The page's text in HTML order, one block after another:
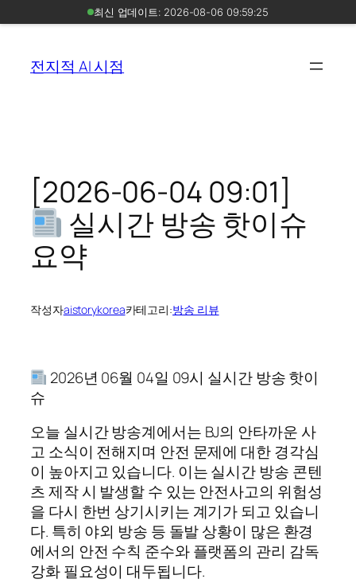
전지적 AI 시점
[2026-06-04 09:01]
실시간 방송 핫이슈
요약
작성자aistorykorea카테고리:방송 리뷰
2026년 06월 04일 09시 실시간 방송 핫이
슈
오늘 실시간 방송계에서는 BJ의 안타까운 사
고 소식이 전해지며 안전 문제에 대한 경각심
이 높아지고 있습니다. 이는 실시간 방송 콘텐
츠 제작 시 발생할 수 있는 안전사고의 위험성
을 다시 한번 상기시키는 계기가 되고 있습니
다. 특히 야외 방송 등 돌발 상황이 많은 환경
에서의 안전 수칙 준수와 플랫폼의 관리 감독
강화 필요성이 대두됩니다.
최신 업데이트: 2026-08-06 09:59:25